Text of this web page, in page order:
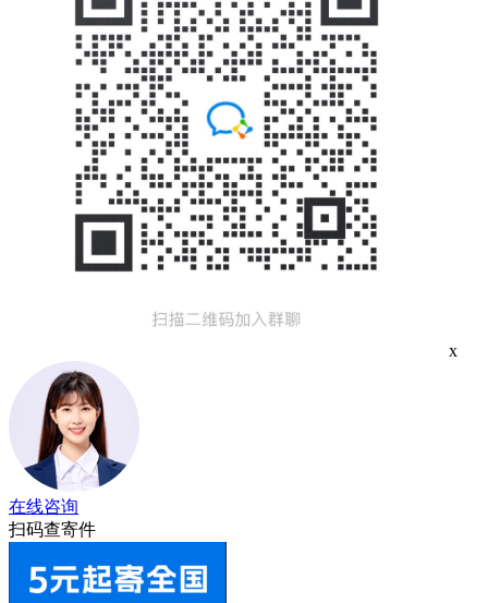
x
在线咨询
扫码查寄件